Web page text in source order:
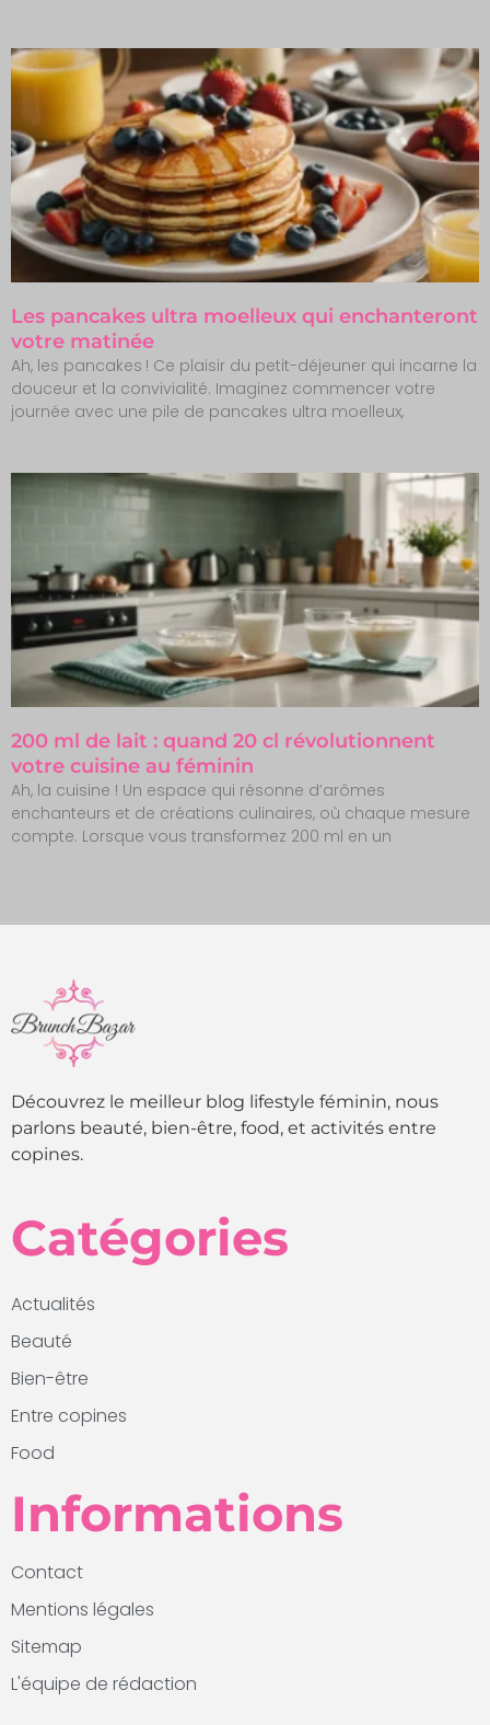
Les pancakes ultra moelleux qui enchanteront
votre matinée
Ah, les pancakes ! Ce plaisir du petit-déjeuner qui incarne la
douceur et la convivialité. Imaginez commencer votre
journée avec une pile de pancakes ultra moelleux,
200 ml de lait : quand 20 cl révolutionnent
votre cuisine au féminin
Ah, la cuisine ! Un espace qui résonne d’arômes
enchanteurs et de créations culinaires, où chaque mesure
compte. Lorsque vous transformez 200 ml en un
Découvrez le meilleur blog lifestyle féminin, nous
parlons beauté, bien-être, food, et activités entre
copines.
Catégories
Actualités
Beauté
Bien-être
Entre copines
Food
Informations
Contact
Mentions légales
Sitemap
L'équipe de rédaction